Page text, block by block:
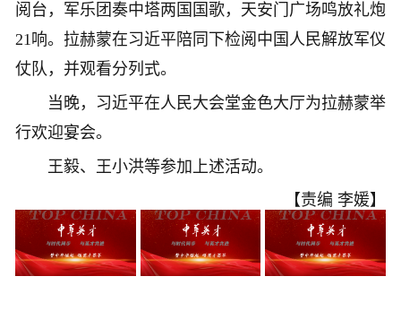
阅台，军乐团奏中塔两国国歌，天安门广场鸣放礼炮
21响。拉赫蒙在习近平陪同下检阅中国人民解放军仪
仗队，并观看分列式。
当晚，习近平在人民大会堂金色大厅为拉赫蒙举
行欢迎宴会。
王毅、王小洪等参加上述活动。
【责编 李媛】